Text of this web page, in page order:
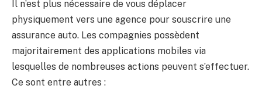
Il n’est plus nécessaire de vous déplacer
physiquement vers une agence pour souscrire une
assurance auto. Les compagnies possèdent
majoritairement des applications mobiles via
lesquelles de nombreuses actions peuvent s’effectuer.
Ce sont entre autres :